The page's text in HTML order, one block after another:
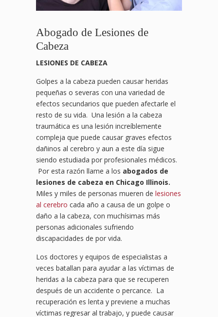
Abogado de Lesiones de
Cabeza
LESIONES DE CABEZA
Golpes a la cabeza pueden causar heridas
pequeñas o severas con una variedad de
efectos secundarios que pueden afectarle el
resto de su vida. Una lesión a la cabeza
traumática es una lesión increíblemente
compleja que puede causar graves efectos
dañinos al cerebro y aun a este día sigue
siendo estudiada por profesionales médicos.
Por esta razón llame a los abogados de
lesiones de cabeza en Chicago Illinois.
Miles y miles de personas mueren de lesiones
al cerebro cada año a causa de un golpe o
daño a la cabeza, con muchísimas más
personas adicionales sufriendo
discapacidades de por vida.
Los doctores y equipos de especialistas a
veces batallan para ayudar a las víctimas de
heridas a la cabeza para que se recuperen
después de un accidente o percance. La
recuperación es lenta y previene a muchas
víctimas regresar al trabajo, y puede causar